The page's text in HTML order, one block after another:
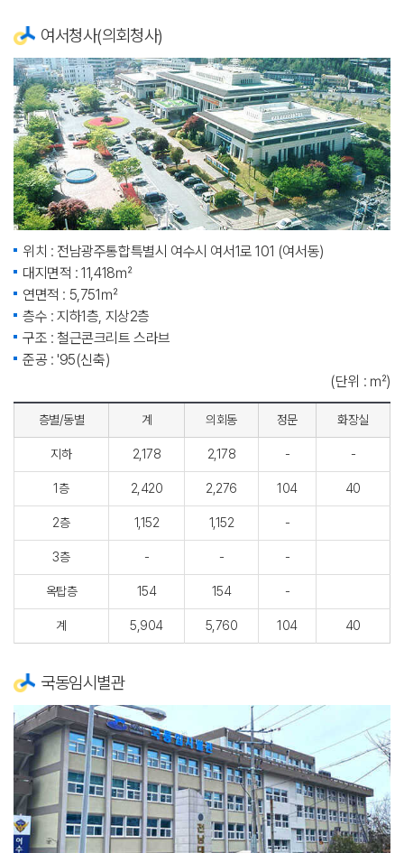
여서청사(의회청사)
위치 : 전남광주통합특별시 여수시 여서1로 101 (여서동)
대지면적 : 11,418㎡
연면적 : 5,751㎡
층수 : 지하1층, 지상2층
구조 : 철근콘크리트 스라브
준공 : '95(신축)
(단위 : ㎡)
층별/동별 계 의회동 정문 화장실
지하 2,178 2,178 - -
1층 2,420 2,276 104 40
2층 1,152 1,152 -
3층 - - -
옥탑층 154 154 -
계 5,904 5,760 104 40
국동임시별관